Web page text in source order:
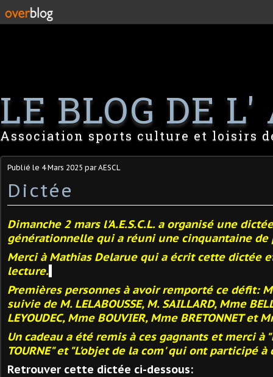
LE BLOG DE L'
Association sports culture et loisirs
Publié le 4 Mars 2025 par AESCL
Dictée
Dimanche 2 mars l'A.E.S.C.L. a organisé une
générationnelle qui a réuni une cinquantaine de
Merci à Mathias Delarue qui a écrit cette dictée
lecture.
Premières personnes à avoir remporté ce défit:
suivie de M. LELABOUSSE, M. SAILLARD, Mme
LEYOUDEC, Mme BOUVIER, Mme BRETONNET et
Un cadeau a été remis à ces gagnants et merci à
TOURNE" et "L'objet de la com' qui ont participé
Retrouver cette dictée ci-dessous: